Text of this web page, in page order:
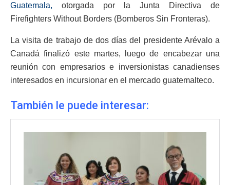
Guatemala, otorgada por la Junta Directiva de
Firefighters Without Borders (Bomberos Sin Fronteras).
La visita de trabajo de dos días del presidente Arévalo a
Canadá finalizó este martes, luego de encabezar una
reunión con empresarios e inversionistas canadienses
interesados en incursionar en el mercado guatemalteco.
También le puede interesar: